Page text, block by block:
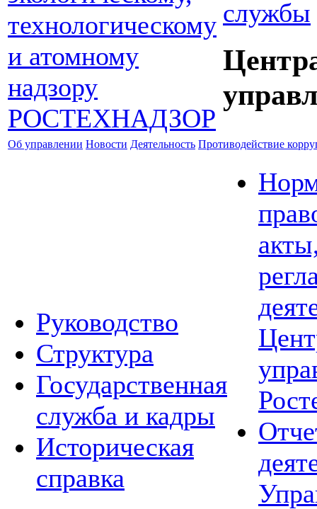
службы
Об управлении Новости Деятельность Противодействие
Руководство
Структура
Государственная
служба и кадры
Историческая
справка